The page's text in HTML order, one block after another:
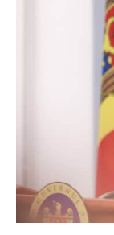
Despre noi /
Proiecte